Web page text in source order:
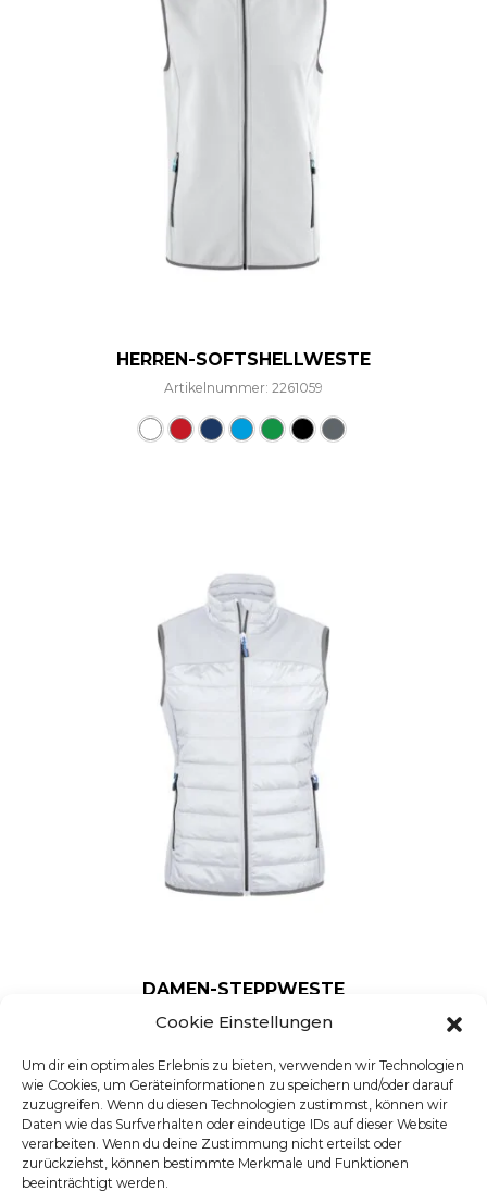
Cookie Einstellungen
Um dir ein optimales Erlebnis zu bieten, verwenden wir Technologien
wie Cookies, um Geräteinformationen zu speichern und/oder darauf
zuzugreifen. Wenn du diesen Technologien zustimmst, können wir
Daten wie das Surfverhalten oder eindeutige IDs auf dieser Website
verarbeiten. Wenn du deine Zustimmung nicht erteilst oder
zurückziehst, können bestimmte Merkmale und Funktionen
beeinträchtigt werden.
HERREN-SOFTSHELLWESTE
Artikelnummer: 2261059
DAMEN-STEPPWESTE
Artikelnummer: 2261064
Dieses Produkt weist